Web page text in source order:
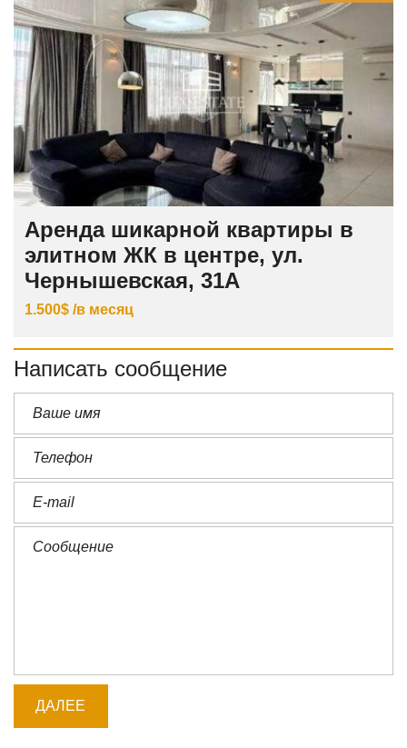
Аренда шикарной квартиры в
элитном ЖК в центре, ул.
Чернышевская, 31А
1.500$ /в месяц
Написать сообщение